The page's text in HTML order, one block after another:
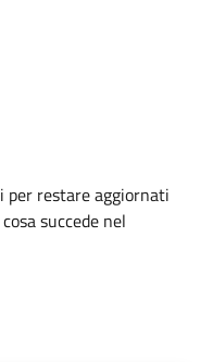
per restare aggiornati
succede nel